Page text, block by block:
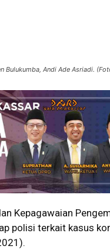
Bulukumba, Andi Ade Asriadi.
Kepagawaian
polisi terkait kasus